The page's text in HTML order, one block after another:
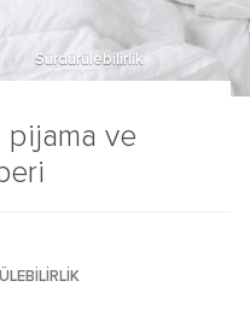
pijama ve
Sürdürülebilirlik